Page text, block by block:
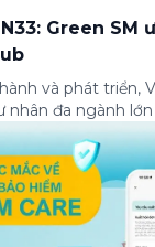
Green SM
và phát triển,
nhân đa ngành
lớn nhất Đông
(Mỹ). Nhân
8/8/2026), Green